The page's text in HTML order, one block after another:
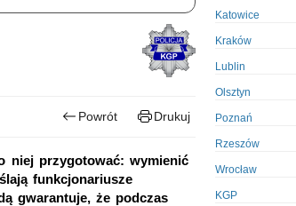
Powrót Drukuj
niej przygotować: wymienić
funkcjonariusze
gwarantuje, że podczas
Katowice
Kraków
Lublin
Olsztyn
Poznań
Rzeszów
Wrocław
KGP